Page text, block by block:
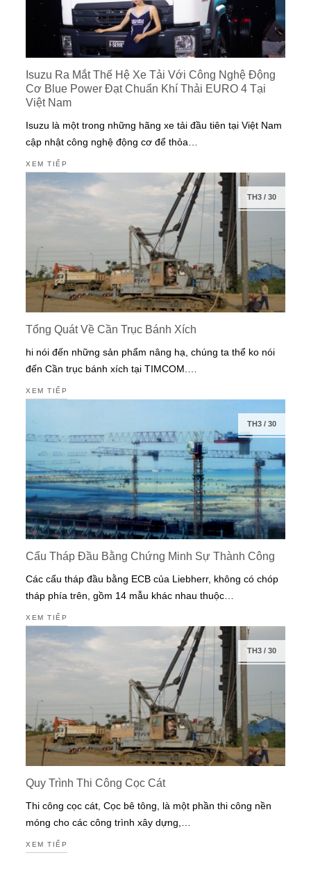
Isuzu Ra Mắt Thế Hệ Xe Tải Với Công Nghệ Động
Cơ Blue Power Đạt Chuẩn Khí Thải EURO 4 Tại
Việt Nam
Isuzu là một trong những hãng xe tải đầu tiên tại Việt Nam
cập nhật công nghệ động cơ để thỏa…
XEM TIẾP
TH3/ 30
Tổng Quát Về Cần Trục Bánh Xích
hi nói đến những sản phẩm nâng hạ, chúng ta thể ko nói
đến Cần trục bánh xích tại TIMCOM.…
XEM TIẾP
TH3/ 30
Cẩu Tháp Đầu Bằng Chứng Minh Sự Thành Công
Các cẩu tháp đầu bằng ECB của Liebherr, không có chóp
tháp phía trên, gồm 14 mẫu khác nhau thuộc…
XEM TIẾP
TH3/ 30
Quy Trình Thi Công Cọc Cát
Thi công cọc cát, Cọc bê tông, là một phần thi công nền
móng cho các công trình xây dựng,…
XEM TIẾP